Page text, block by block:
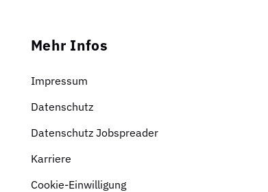
Mehr Infos
Impressum
Datenschutz
Datenschutz Jobspreader
Karriere
Cookie-Einwilligung